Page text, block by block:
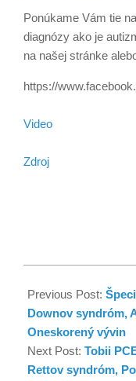
Ponúkame Vám tie
diagnózy ako je
na našej stránke
https://
Video
Zdroj
Previous Post:
Downov syndróm,
Oneskorený vývin
Next Post: Tobii
Rettov syndróm,